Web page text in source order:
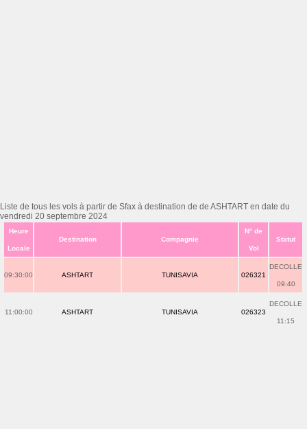
Liste de tous les vols à partir de Sfax à destination de de ASHTART en date du
vendredi 20 septembre 2024
Heure
Locale
Destination Compagnie
N° de
Vol
Statut
09:30:00 ASHTART TUNISAVIA 026321
DECOLLE
09:40
11:00:00 ASHTART TUNISAVIA 026323
DECOLLE
11:15